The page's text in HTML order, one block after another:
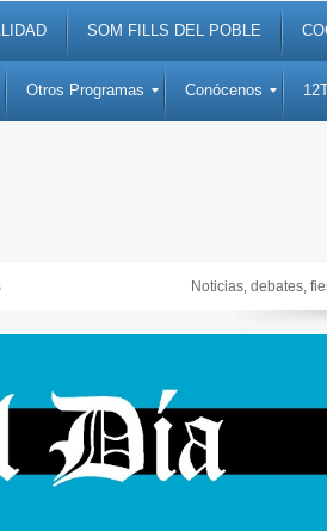
SOM FILLS DEL POBLE
Otros Programas Conócenos
ocio y entretenimiento